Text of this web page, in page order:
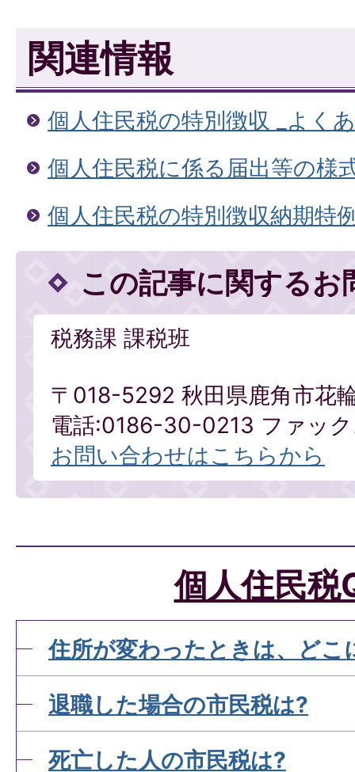
関連情報
個人住民税の特別徴収 _よく
個人住民税に係る届出等の様
個人住民税の特別徴収納期特
この記事に関するお
税務課 課税班
〒018-5292 秋田県鹿角市花
電話:0186-30-0213 ファッ
お問い合わせはこちらから
個人住民税
住所が変わったときは、どこ
退職した場合の市民税は?
死亡した人の市民税は?